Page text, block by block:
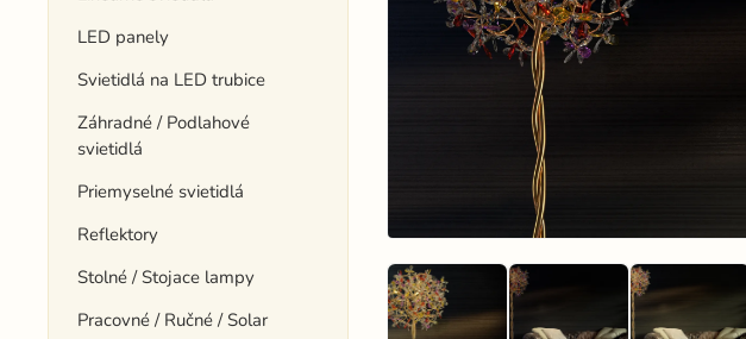
LED panely
Svietidlá na LED trubice
Záhradné / Podlahové
svietidlá
Priemyselné svietidlá
Reflektory
Stolné / Stojace lampy
Pracovné / Ručné / Solar